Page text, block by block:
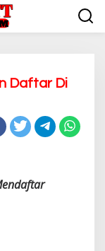
Daftar Di